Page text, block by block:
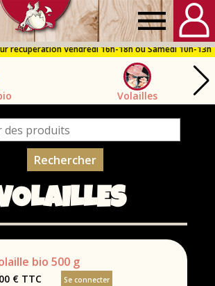
Ferme
Bémont
Volailles
bio 500 g
€ TTC Se connecter